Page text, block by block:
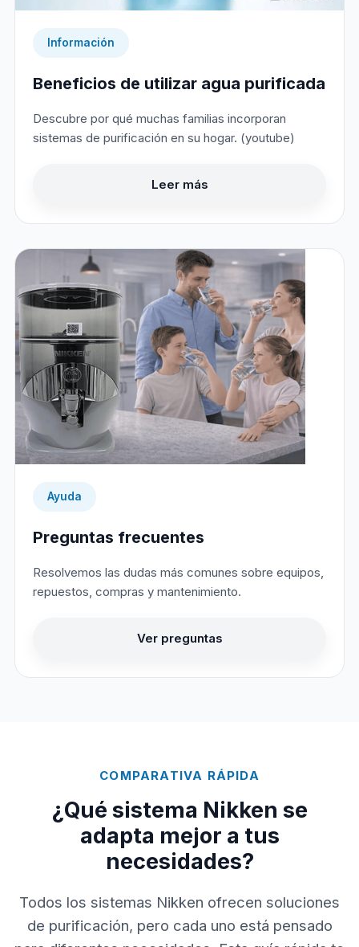
Información
Beneficios de utilizar agua purificada
Descubre por qué muchas familias incorporan
sistemas de purificación en su hogar. (youtube)
Leer más
Ayuda
Preguntas frecuentes
Resolvemos las dudas más comunes sobre equipos,
repuestos, compras y mantenimiento.
Ver preguntas
COMPARATIVA RÁPIDA
¿Qué sistema Nikken se
adapta mejor a tus
necesidades?
Todos los sistemas Nikken ofrecen soluciones
de purificación, pero cada uno está pensado